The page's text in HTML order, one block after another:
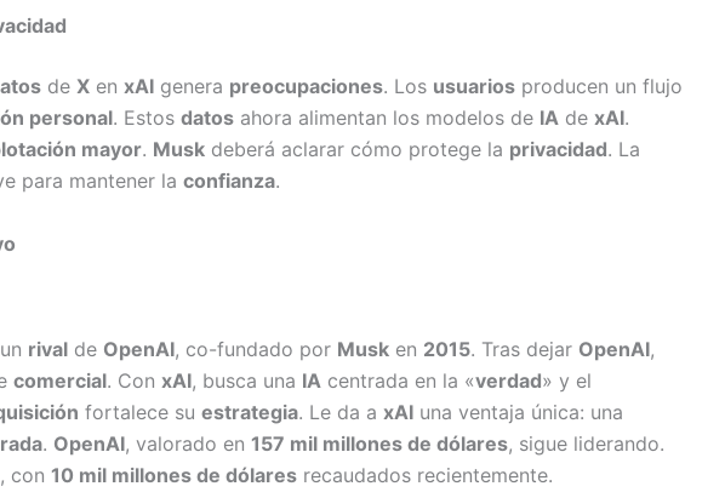
de X en xAI genera preocupaciones. Los usuarios producen un flujo
personal. Estos datos ahora alimentan los modelos de IA de xAI.
mayor. Musk deberá aclarar cómo protege la privacidad. La
para mantener la confianza.
rival de OpenAI, co-fundado por Musk en 2015. Tras dejar OpenAI,
comercial. Con xAI, busca una IA centrada en la «verdad» y el
fortalece su estrategia. Le da a xAI una ventaja única: una
. OpenAI, valorado en 157 mil millones de dólares, sigue liderando.
con 10 mil millones de dólares recaudados recientemente.